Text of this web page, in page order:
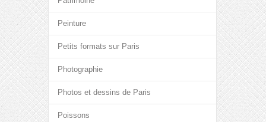
Peinture
Petits formats sur Paris
Photographie
Photos et dessins de Paris
Poissons